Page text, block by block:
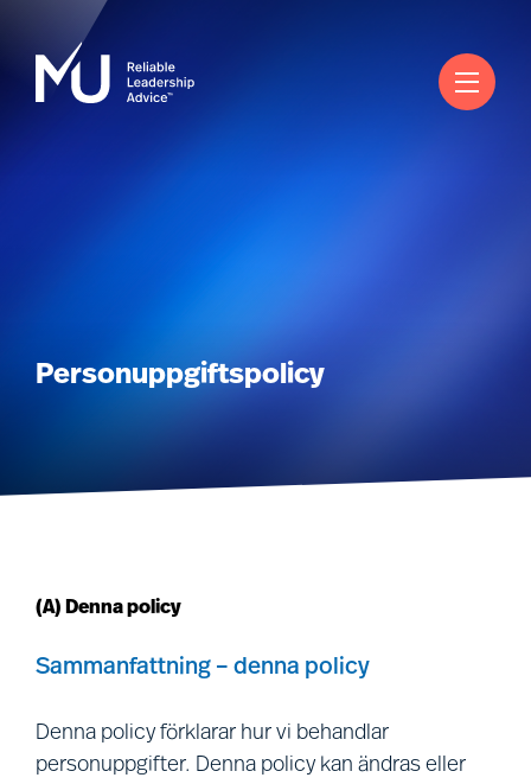
Personuppgiftspolicy
(A) Denna policy
Sammanfattning – denna policy
Denna policy förklarar hur vi behandlar
personuppgifter. Denna policy kan ändras eller